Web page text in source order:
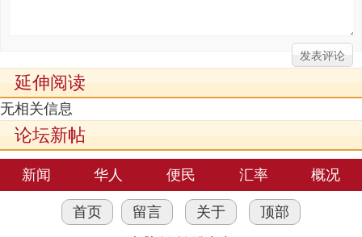
延伸阅读
无相关信息
论坛新帖
新闻 华人 便民 汇率 概况
首页 留言 关于
顶部